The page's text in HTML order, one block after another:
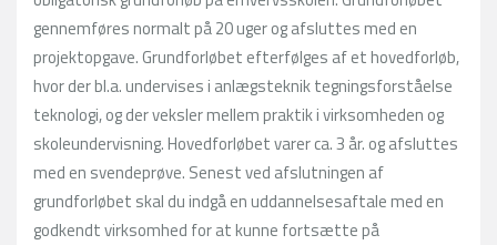
gennemføres normalt på 20 uger og afsluttes med en
projektopgave. Grundforløbet efterfølges af et hovedforløb,
hvor der bl.a. undervises i anlægsteknik tegningsforståelse
teknologi, og der veksler mellem praktik i virksomheden og
skoleundervisning. Hovedforløbet varer ca. 3 år. og afsluttes
med en svendeprøve. Senest ved afslutningen af
grundforløbet skal du indgå en uddannelsesaftale med en
godkendt virksomhed for at kunne fortsætte på